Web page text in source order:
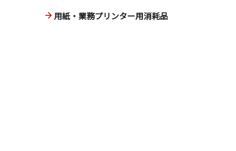
用紙・業務プリンター用消耗品